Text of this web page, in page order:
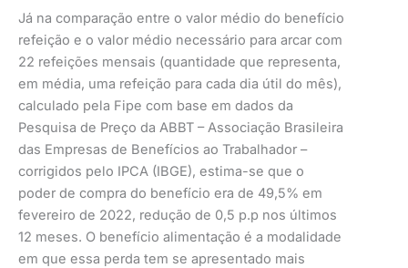
Já na comparação entre o valor médio do benefício
refeição e o valor médio necessário para arcar com
22 refeições mensais (quantidade que representa,
em média, uma refeição para cada dia útil do mês),
calculado pela Fipe com base em dados da
Pesquisa de Preço da ABBT – Associação Brasileira
das Empresas de Benefícios ao Trabalhador –
corrigidos pelo IPCA (IBGE), estima-se que o
poder de compra do benefício era de 49,5% em
fevereiro de 2022, redução de 0,5 p.p nos últimos
12 meses. O benefício alimentação é a modalidade
em que essa perda tem se apresentado mais